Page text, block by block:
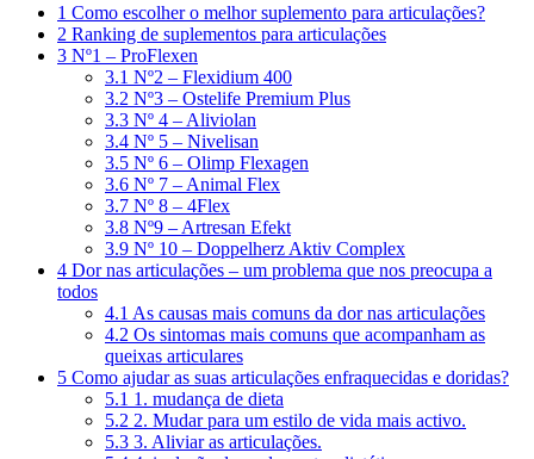
1 Como escolher o melhor suplemento para articulações?
2 Ranking de suplementos para articulações
3 Nº1 – ProFlexen
3.1 Nº2 – Flexidium 400
3.2 Nº3 – Ostelife Premium Plus
3.3 Nº 4 – Aliviolan
3.4 Nº 5 – Nivelisan
3.5 Nº 6 – Olimp Flexagen
3.6 Nº 7 – Animal Flex
3.7 Nº 8 – 4Flex
3.8 Nº9 – Artresan Efekt
3.9 Nº 10 – Doppelherz Aktiv Complex
4 Dor nas articulações – um problema que nos preocupa a
todos
4.1 As causas mais comuns da dor nas articulações
4.2 Os sintomas mais comuns que acompanham as
queixas articulares
5 Como ajudar as suas articulações enfraquecidas e doridas?
5.1 1. mudança de dieta
5.2 2. Mudar para um estilo de vida mais activo.
5.3 3. Aliviar as articulações.